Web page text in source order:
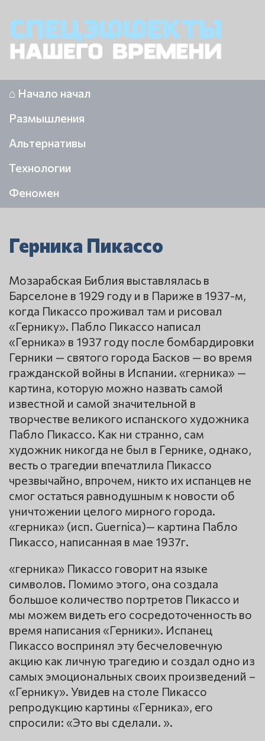
⌂ Начало начал
Размышления
Альтернативы
Технологии
Феномен
Герника Пикассо
Мозарабская Библия выставлялась в
Барселоне в 1929 году и в Париже в 1937-м,
когда Пикассо проживал там и рисовал
«Гернику». Пабло Пикассо написал
«Герника» в 1937 году после бомбардировки
Герники — святого города Басков — во время
гражданской войны в Испании. «герника» —
картина, которую можно назвать самой
известной и самой значительной в
творчестве великого испанского художника
Пабло Пикассо. Как ни странно, сам
художник никогда не был в Гернике, однако,
весть о трагедии впечатлила Пикассо
чрезвычайно, впрочем, никто их испанцев не
смог остаться равнодушным к новости об
уничтожении целого мирного города.
«герника» (исп. Guernica)— картина Пабло
Пикассо, написанная в мае 1937г.
«герника» Пикассо говорит на языке
символов. Помимо этого, она создала
большое количество портретов Пикассо и
мы можем видеть его сосредоточенность во
время написания «Герники». Испанец
Пикассо воспринял эту бесчеловечную
акцию как личную трагедию и создал одно из
самых эмоциональных своих произведений –
«Гернику». Увидев на столе Пикассо
репродукцию картины «Герника», его
спросили: «Это вы сделали. ».